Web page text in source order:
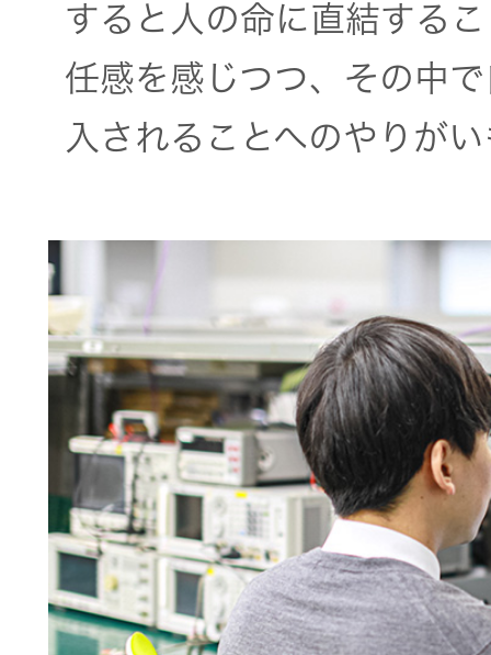
すると人の命に直結する
任感を感じつつ、その中
入されることへのやりが